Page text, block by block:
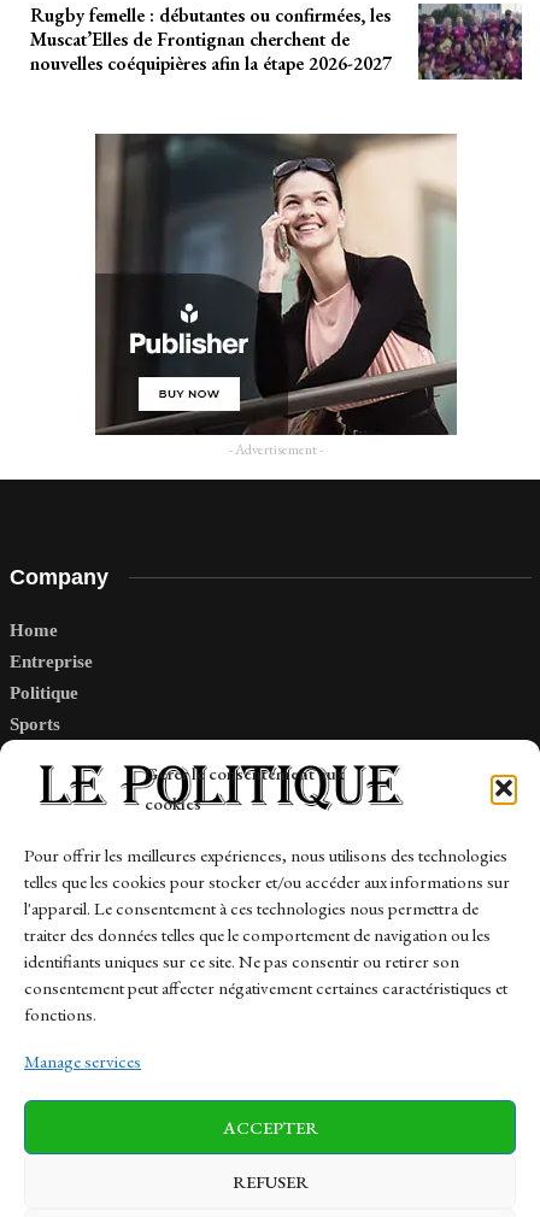
Gérer le consentement aux
cookies
Pour offrir les meilleures expériences, nous utilisons des technologies
telles que les cookies pour stocker et/ou accéder aux informations sur
l'appareil. Le consentement à ces technologies nous permettra de
traiter des données telles que le comportement de navigation ou les
identifiants uniques sur ce site. Ne pas consentir ou retirer son
consentement peut affecter négativement certaines caractéristiques et
fonctions.
Manage services
ACCEPTER
REFUSER
Rugby femelle : débutantes ou confirmées, les
Muscat’Elles de Frontignan cherchent de
nouvelles coéquipières afin la étape 2026-2027
- Advertisement -
Company
Home
Entreprise
Politique
Sports
Links
Contact
Sitemap
News Finance-Marches Politics
Business Tech Health Sports Travel